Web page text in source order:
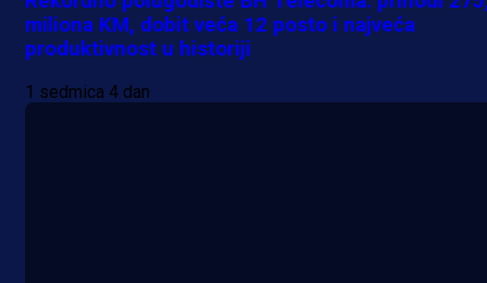
miliona KM, dobit veća 12 posto i najveća
produktivnost u historiji
1 sedmica 4 dan